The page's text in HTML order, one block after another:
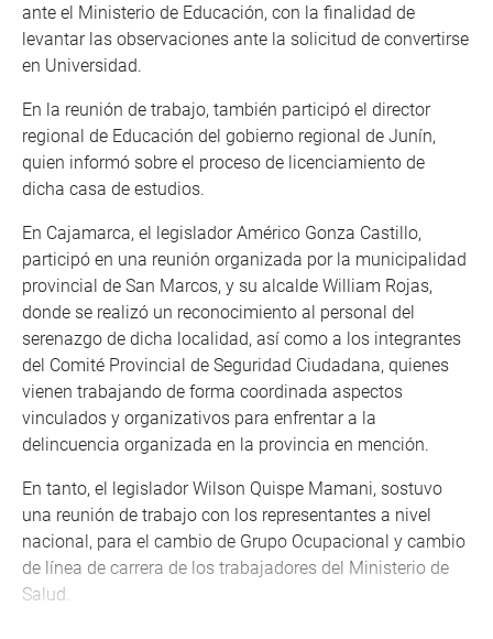
ante el Ministerio de Educación, con la finalidad de
levantar las observaciones ante la solicitud de convertirse
en Universidad.
En la reunión de trabajo, también participó el director
regional de Educación del gobierno regional de Junín,
quien informó sobre el proceso de licenciamiento de
dicha casa de estudios.
En Cajamarca, el legislador Américo Gonza Castillo,
participó en una reunión organizada por la municipalidad
provincial de San Marcos, y su alcalde William Rojas,
donde se realizó un reconocimiento al personal del
serenazgo de dicha localidad, así como a los integrantes
del Comité Provincial de Seguridad Ciudadana, quienes
vienen trabajando de forma coordinada aspectos
vinculados y organizativos para enfrentar a la
delincuencia organizada en la provincia en mención.
En tanto, el legislador Wilson Quispe Mamani, sostuvo
una reunión de trabajo con los representantes a nivel
nacional, para el cambio de Grupo Ocupacional y cambio
de línea de carrera de los trabajadores del Ministerio de
Salud.